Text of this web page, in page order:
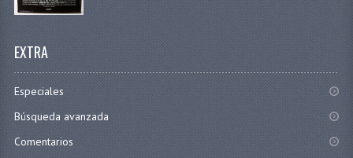
EXTRA
Especiales
Búsqueda avanzada
Comentarios